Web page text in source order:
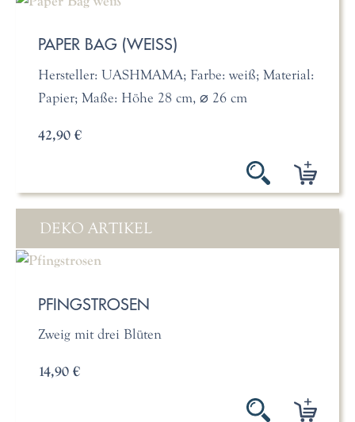
PAPER BAG (WEISS)
Hersteller: UASHMAMA; Farbe: weiß; Material:
Papier; Maße: Höhe 28 cm, ⌀ 26 cm
42,90 €
DEKO ARTIKEL
PFINGSTROSEN
Zweig mit drei Blüten
14,90 €